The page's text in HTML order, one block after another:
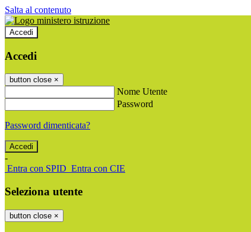
Salta al contenuto
Accedi
Accedi
button close ×
Nome Utente
Password
Password dimenticata?
-
Entra con SPID Entra con CIE
Seleziona utente
button close ×